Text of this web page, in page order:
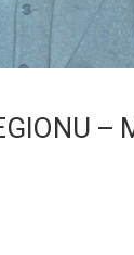
–